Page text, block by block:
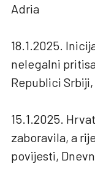
Adria
18.1.2025.
nelegalni
Republici
15.1.2025.
zaboravila, a
povijesti,